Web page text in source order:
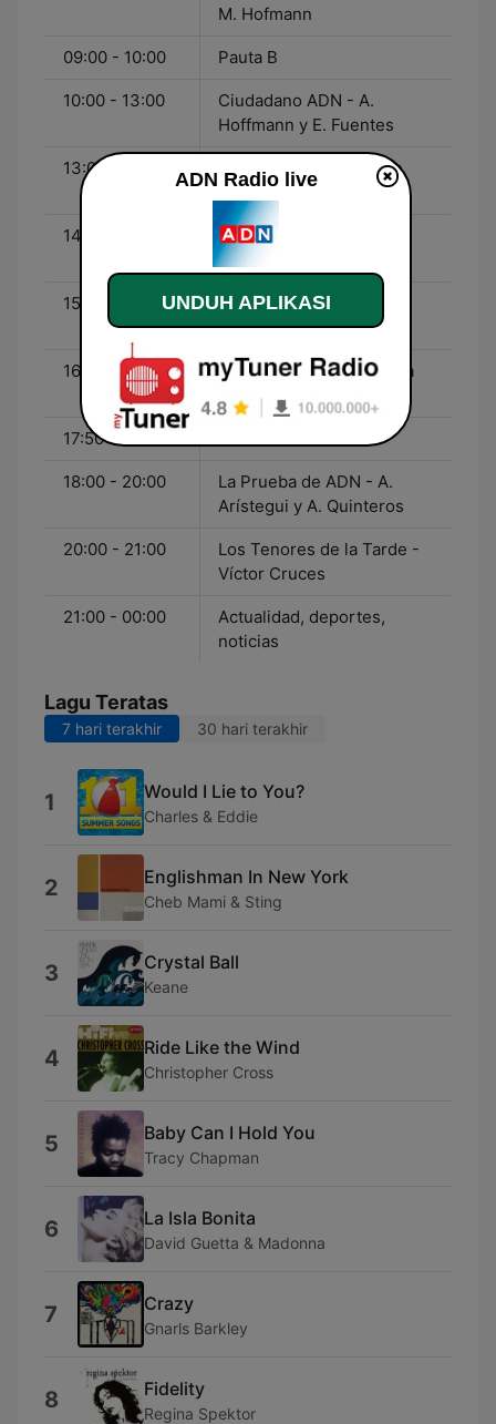
M. Hofmann
09:00 - 10:00 Pauta B
10:00 - 13:00
Ciudadano ADN - A.
Hoffmann y E. Fuentes
13:00 - 14:00
Mediodía en ADN - Iván
Núñez
14:00 - 15:30
Los Tenores - Carlos
Costas
15:30 - 16:00
ADN Deportes, tu otra
pasión
16:00 - 17:50
Ciudadano ADN - Sandra
Zeballos
17:50 - 18:00
18:00 - 20:00
La Prueba de ADN - A.
Arístegui y A. Quinteros
20:00 - 21:00
Los Tenores de la Tarde -
Víctor Cruces
21:00 - 00:00
Actualidad, deportes,
noticias
Lagu Teratas
7 hari terakhir 30 hari terakhir
1 Would I Lie to You?
Charles & Eddie
2 Englishman In New York
Cheb Mami & Sting
3 Crystal Ball
Keane
4 Ride Like the Wind
Christopher Cross
5 Baby Can I Hold You
Tracy Chapman
6 La Isla Bonita
David Guetta & Madonna
7 Crazy
Gnarls Barkley
8 Fidelity
Regina Spektor
ADN Radio live
UNDUH APLIKASI